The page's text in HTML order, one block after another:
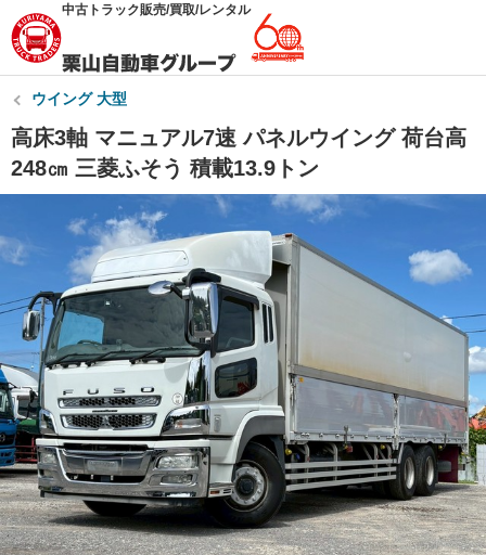
中古トラック販売/買取/レンタル
ウイング 大型
高床3軸 マニュアル7速 パネルウイング 荷台高
248㎝ 三菱ふそう 積載13.9トン